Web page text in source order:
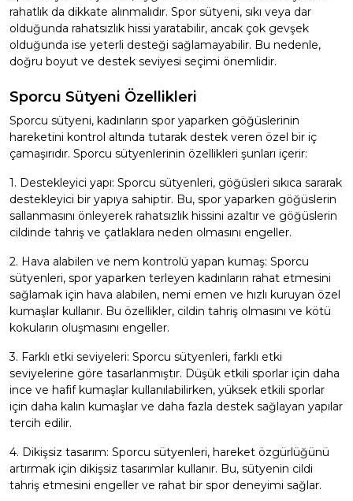
rahatlık da dikkate alınmalıdır. Spor sütyeni, sıkı veya dar
olduğunda rahatsızlık hissi yaratabilir, ancak çok gevşek
olduğunda ise yeterli desteği sağlamayabilir. Bu nedenle,
doğru boyut ve destek seviyesi seçimi önemlidir.
Sporcu Sütyeni Özellikleri
Sporcu sütyeni, kadınların spor yaparken göğüslerinin
hareketini kontrol altında tutarak destek veren özel bir iç
çamaşırıdır. Sporcu sütyenlerinin özellikleri şunları içerir:
1. Destekleyici yapı: Sporcu sütyenleri, göğüsleri sıkıca sararak
destekleyici bir yapıya sahiptir. Bu, spor yaparken göğüslerin
sallanmasını önleyerek rahatsızlık hissini azaltır ve göğüslerin
cildinde tahriş ve çatlaklara neden olmasını engeller.
2. Hava alabilen ve nem kontrolü yapan kumaş: Sporcu
sütyenleri, spor yaparken terleyen kadınların rahat etmesini
sağlamak için hava alabilen, nemi emen ve hızlı kuruyan özel
kumaşlar kullanır. Bu özellikler, cildin tahriş olmasını ve kötü
kokuların oluşmasını engeller.
3. Farklı etki seviyeleri: Sporcu sütyenleri, farklı etki
seviyelerine göre tasarlanmıştır. Düşük etkili sporlar için daha
ince ve hafif kumaşlar kullanılabilirken, yüksek etkili sporlar
için daha kalın kumaşlar ve daha fazla destek sağlayan yapılar
tercih edilir.
4. Dikişsiz tasarım: Sporcu sütyenleri, hareket özgürlüğünü
artırmak için dikişsiz tasarımlar kullanır. Bu, sütyenin cildi
tahriş etmesini engeller ve rahat bir spor deneyimi sağlar.